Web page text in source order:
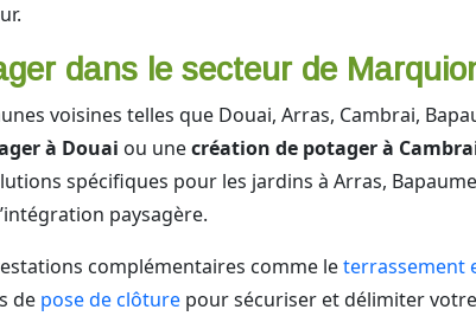
dans le secteur de
voisines telles que Douai, Arras, Cambrai,
à Douai ou unecréation de potager à
spécifiques pour les jardins à Arras,
paysagère.
complémentaires comme leterrassement
de pose de clôture pour sécuriser et délimiter